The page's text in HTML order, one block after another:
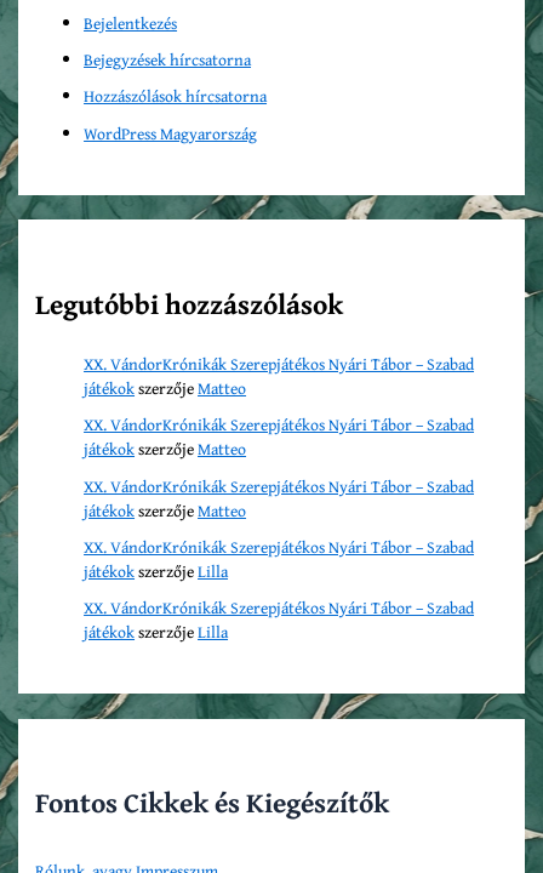
Bejelentkezés
Bejegyzések hírcsatorna
Hozzászólások hírcsatorna
WordPress Magyarország
Legutóbbi hozzászólások
XX. VándorKrónikák Szerepjátékos Nyári Tábor – Szabad
játékokszerzőjeMatteo
XX. VándorKrónikák Szerepjátékos Nyári Tábor – Szabad
játékokszerzőjeMatteo
XX. VándorKrónikák Szerepjátékos Nyári Tábor – Szabad
játékokszerzőjeMatteo
XX. VándorKrónikák Szerepjátékos Nyári Tábor – Szabad
játékokszerzőjeLilla
XX. VándorKrónikák Szerepjátékos Nyári Tábor – Szabad
játékokszerzőjeLilla
Fontos Cikkek és Kiegészítők